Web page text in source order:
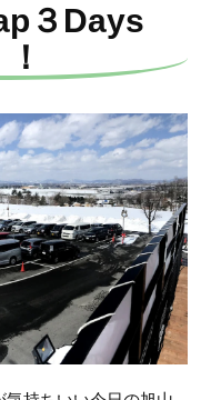
３Days